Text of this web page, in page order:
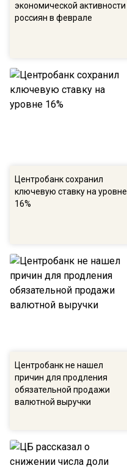
экономической активности
россиян в феврале
Центробанк сохранил
ключевую ставку на уровне
16%
Центробанк не нашел
причин для продления
обязательной продажи
валютной выручки